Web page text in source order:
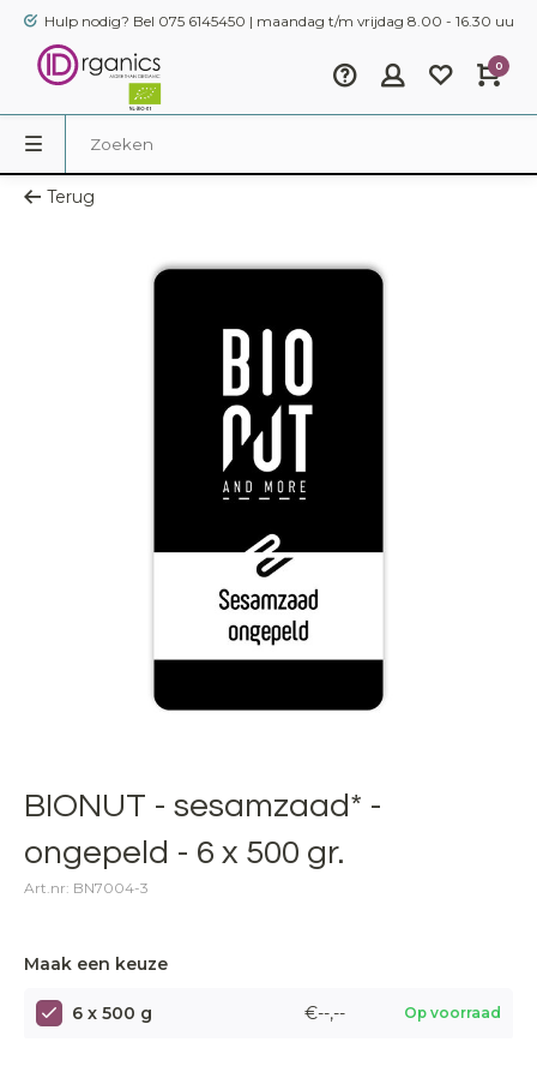
Hulp nodig? Bel 075 6145450 | maandag t/m vrijdag 8.00 - 16.30 uur
0
Terug
BIONUT - sesamzaad* -
ongepeld - 6 x 500 gr.
Art.nr: BN7004-3
Maak een keuze
6 x 500 g €--,-- Op voorraad